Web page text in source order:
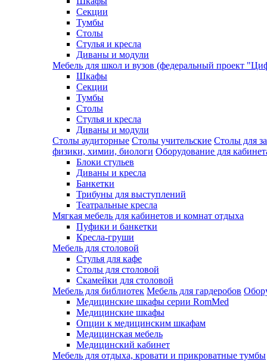
Секции
Тумбы
Столы
Стулья и кресла
Диваны и модули
Мебель для школ и вузов (федеральный проект
Шкафы
Секции
Тумбы
Столы
Стулья и кресла
Диваны и модули
Столы аудиторные Столы учительские Столы для
физики, химии, биологи Оборудование для
Блоки стульев
Диваны и кресла
Банкетки
Трибуны для выступлений
Театральные кресла
Мягкая мебель для кабинетов и комнат отдыха
Пуфики и банкетки
Кресла-груши
Мебель для столовой
Cтулья для кафе
Cтолы для столовой
Скамейки для столовой
Мебель для библиотек Мебель для гардеробов
Медицинские шкафы серии RomMed
Медицинские шкафы
Опции к медицинским шкафам
Медицинская мебель
Медицинский кабинет
Мебель для отдыха, кровати и прикроватные тумбы